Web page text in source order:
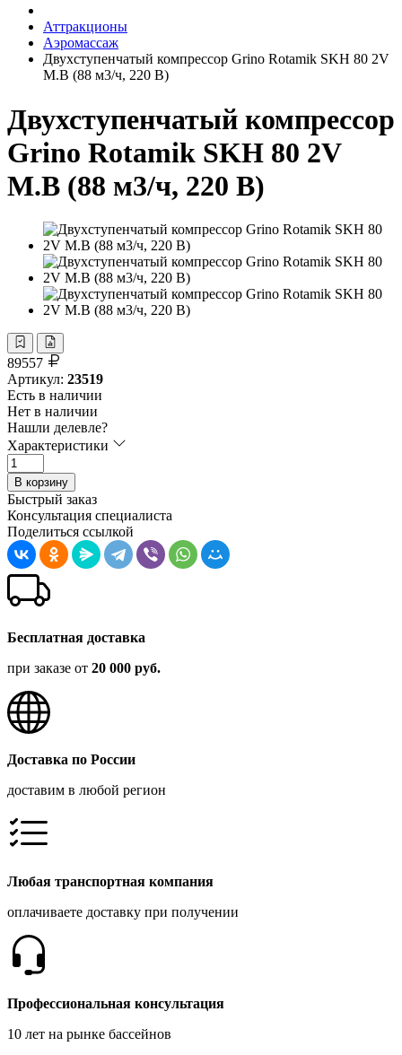
Аттракционы
Аэромассаж
Двухступенчатый компрессор Grino Rotamik SKH 80 2V
М.В (88 м3/ч, 220 В)
Двухступенчатый компрессор
Grino Rotamik SKH 80 2V
М.В (88 м3/ч, 220 В)
89557
Артикул: 23519
Есть в наличии
Нет в наличии
Нашли делевле?
Характеристики
В корзину
Быстрый заказ
Консультация специалиста
Поделиться ссылкой
Бесплатная доставка
при заказе от 20 000 руб.
Доставка по России
доставим в любой регион
Любая транспортная компания
оплачиваете доставку при получении
Профессиональная консультация
10 лет на рынке бассейнов